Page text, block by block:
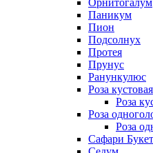
Орнитогалум
Паникум
Пион
Подсолнух
Протея
Прунус
Ранункулюс
Роза кустовая
Роза
Роза
Роза
Сафари Букет